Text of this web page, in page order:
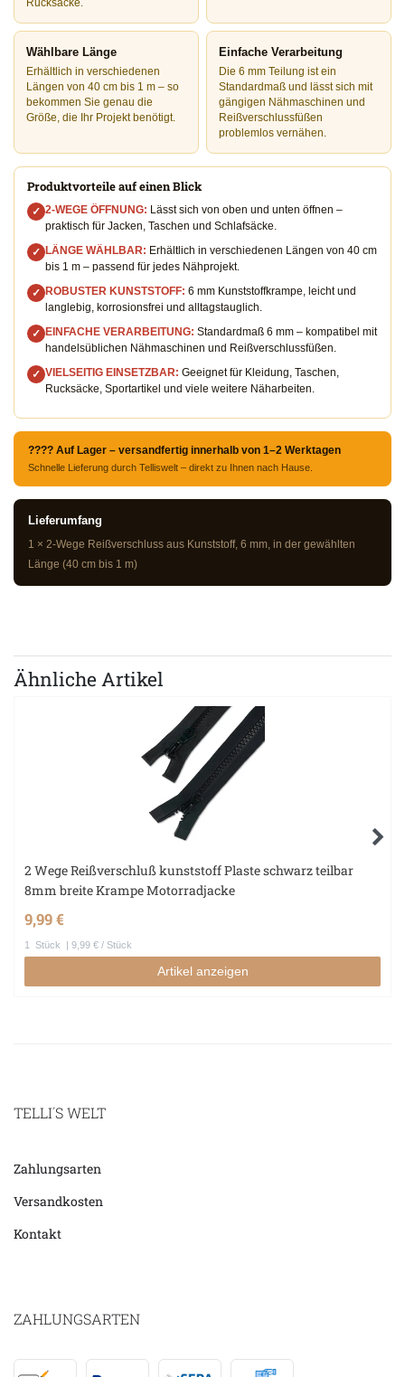
Rucksäcke.
Wählbare Länge
Erhältlich in verschiedenen
Längen von 40 cm bis 1 m – so
bekommen Sie genau die
Größe, die Ihr Projekt benötigt.
Einfache Verarbeitung
Die 6 mm Teilung ist ein
Standardmaß und lässt sich mit
gängigen Nähmaschinen und
Reißverschlussfüßen
problemlos vernähen.
Produktvorteile auf einen Blick
✓ 2-WEGE ÖFFNUNG: Lässt sich von oben und unten öffnen –
praktisch für Jacken, Taschen und Schlafsäcke.
✓ LÄNGE WÄHLBAR: Erhältlich in verschiedenen Längen von 40 cm
bis 1 m – passend für jedes Nähprojekt.
✓ ROBUSTER KUNSTSTOFF: 6 mm Kunststoffkrampe, leicht und
langlebig, korrosionsfrei und alltagstauglich.
✓ EINFACHE VERARBEITUNG: Standardmaß 6 mm – kompatibel mit
handelsüblichen Nähmaschinen und Reißverschlussfüßen.
✓ VIELSEITIG EINSETZBAR: Geeignet für Kleidung, Taschen,
Rucksäcke, Sportartikel und viele weitere Näharbeiten.
???? Auf Lager – versandfertig innerhalb von 1–2 Werktagen
Schnelle Lieferung durch Telliswelt – direkt zu Ihnen nach Hause.
Lieferumfang
1 × 2-Wege Reißverschluss aus Kunststoff, 6 mm, in der gewählten
Länge (40 cm bis 1 m)
Ähnliche Artikel
2 Wege Reißverschluß kunststoff Plaste schwarz teilbar
8mm breite Krampe Motorradjacke
9,99 €
1 Stück | 9,99 € / Stück
Artikel anzeigen
TELLI´S WELT
Zahlungsarten
Versandkosten
Kontakt
ZAHLUNGSARTEN